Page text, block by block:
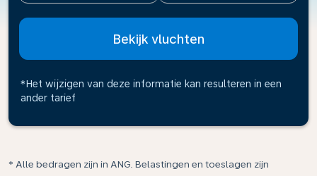
Bekijk vluchten
*Het wijzigen van deze informatie kan resulteren in een
ander tarief
* Alle bedragen zijn in ANG. Belastingen en toeslagen zijn